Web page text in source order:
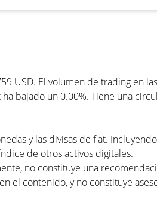
USD. El volumen de trading en
bajado un 0.00%. Tiene una
y las divisas de fiat. Incluyendo
de otros activos digitales.
no constituye una
el contenido, y no constituye